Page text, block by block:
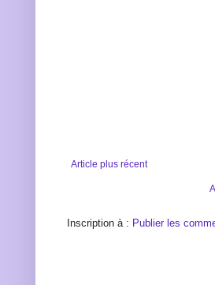
Article plus récent
Inscription à : Publier les